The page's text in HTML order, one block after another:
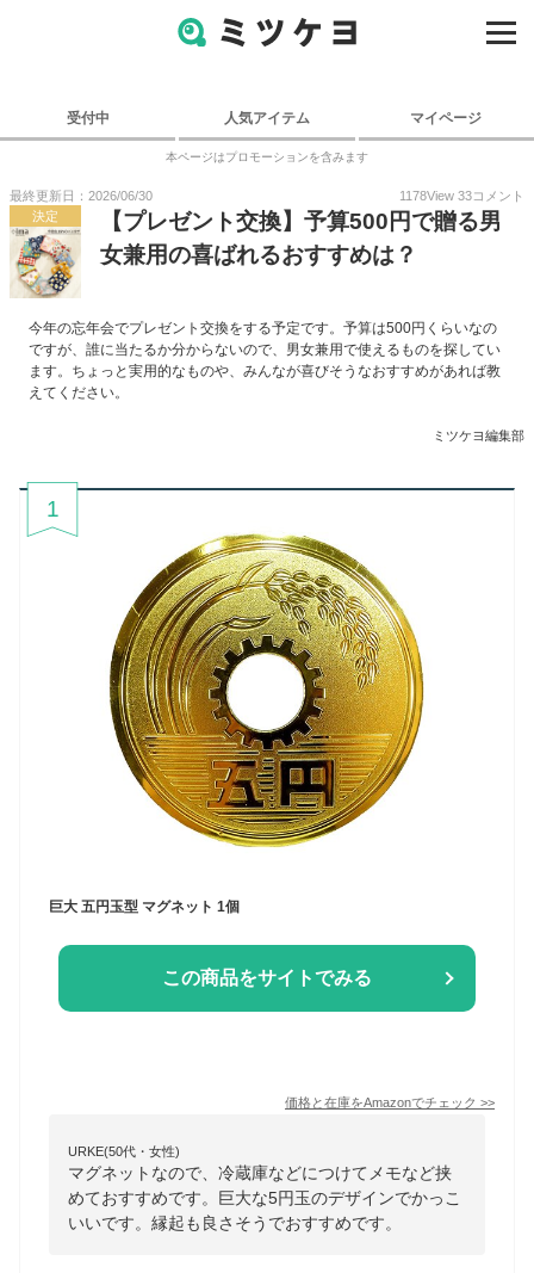
受付中 人気アイテム マイページ
本ページはプロモーションを含みます
最終更新日：2026/06/30 1178View 33コメント
決定
【プレゼント交換】予算500円で贈る男
女兼用の喜ばれるおすすめは？
今年の忘年会でプレゼント交換をする予定です。予算は500円くらいなの
ですが、誰に当たるか分からないので、男女兼用で使えるものを探してい
ます。ちょっと実用的なものや、みんなが喜びそうなおすすめがあれば教
えてください。
ミツケヨ編集部
1
巨大 五円玉型 マグネット 1個
この商品をサイトでみる
価格と在庫をAmazonでチェック >>
URKE(50代・女性)
マグネットなので、冷蔵庫などにつけてメモなど挟
めておすすめです。巨大な5円玉のデザインでかっこ
いいです。縁起も良さそうでおすすめです。